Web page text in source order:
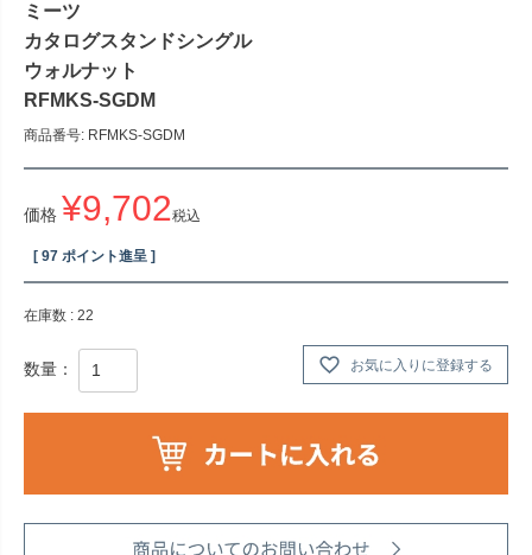
ミーツ
カタログスタンドシングル
ウォルナット
RFMKS-SGDM
商品番号 RFMKS-SGDM
価格 ¥9,702税込
[ 97 ポイント進呈 ]
在庫数 22
お気に入りに登録する